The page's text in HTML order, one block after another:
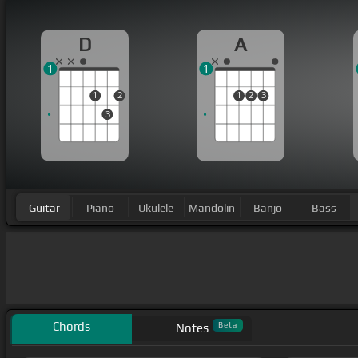
D
1
3
2
1
A
1 2 3
1
Guitar Piano Ukulele Mandolin Banjo Bass
Chords Notes Beta